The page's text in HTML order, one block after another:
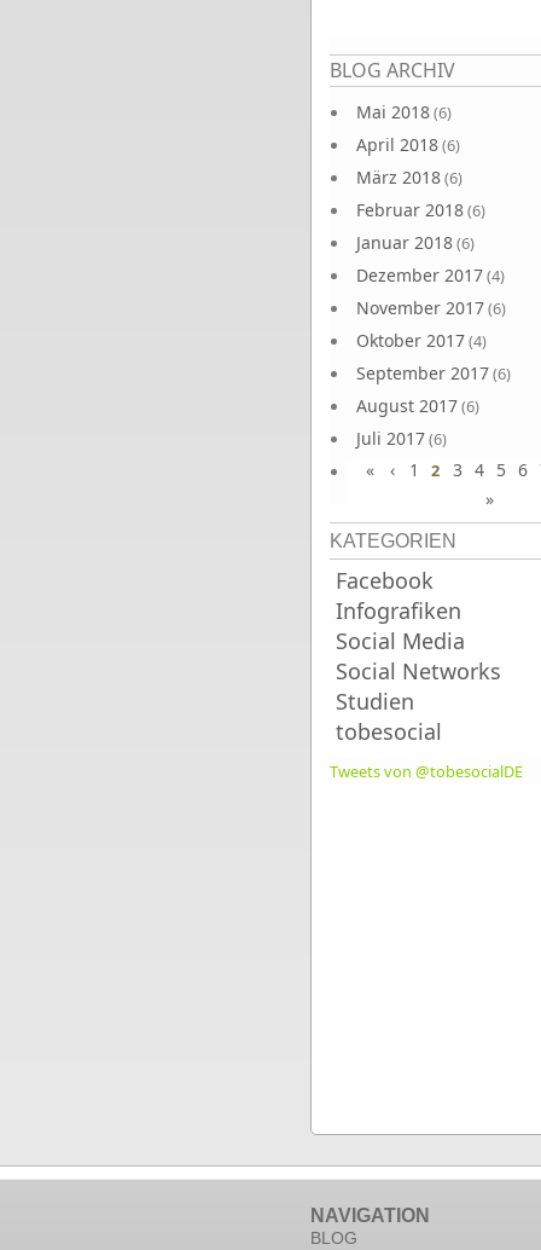
BLOG ARCHIV
Mai 2018(6)
April 2018(6)
März 2018(6)
Februar 2018(6)
Januar 2018(6)
Dezember 2017(4)
November 2017(6)
Oktober 2017(4)
September 2017(6)
August 2017(6)
Juli 2017(6)
Juni 2017(6)
Seiten
« ‹ 1 2 3 4 5 6
»
KATEGORIEN
Facebook
Infografiken
Social Media
Social Networks
Studien
tobesocial
Tweets von @tobesocialDE
NAVIGATION
BLOG